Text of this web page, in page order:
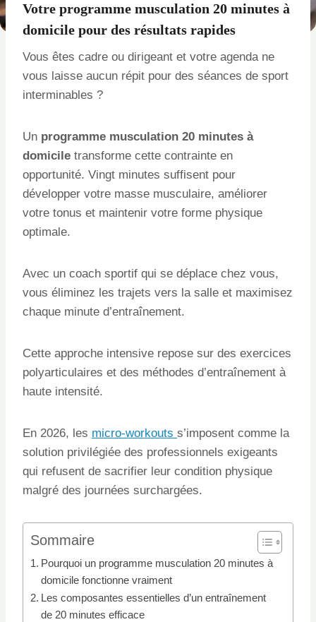
Votre programme musculation 20 minutes à
domicile pour des résultats rapides
Vous êtes cadre ou dirigeant et votre agenda ne
vous laisse aucun répit pour des séances de sport
interminables ?
Un programme musculation 20 minutes à
domicile transforme cette contrainte en
opportunité. Vingt minutes suffisent pour
développer votre masse musculaire, améliorer
votre tonus et maintenir votre forme physique
optimale.
Avec un coach sportif qui se déplace chez vous,
vous éliminez les trajets vers la salle et maximisez
chaque minute d’entraînement.
Cette approche intensive repose sur des exercices
polyarticulaires et des méthodes d’entraînement à
haute intensité.
En 2026, les micro-workouts s’imposent comme la
solution privilégiée des professionnels exigeants
qui refusent de sacrifier leur condition physique
malgré des journées surchargées.
Sommaire
Pourquoi un programme musculation 20 minutes à
domicile fonctionne vraiment
Les composantes essentielles d’un entraînement
de 20 minutes efficace